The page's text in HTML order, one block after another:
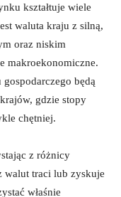
kształtuje wiele
waluta kraju z silną,
oraz niskim
makroekonomiczne.
będą
gdzie stopy
chętniej.
z różnicy
walut traci lub zyskuje
właśnie